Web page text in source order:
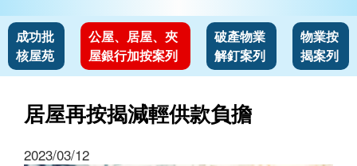
成功批
核屋苑
公屋、居屋、夾
屋銀行加按案列
破產物業
解釘案列
物業按
揭案列
居屋再按揭減輕供款負擔
2023/03/12